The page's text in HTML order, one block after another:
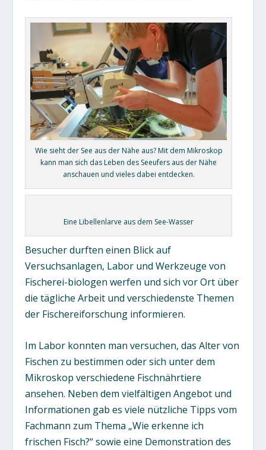
Wie sieht der See aus der Nähe aus? Mit dem Mikroskop
kann man sich das Leben des Seeufers aus der Nähe
anschauen und vieles dabei entdecken.
Eine Libellenlarve aus dem See-Wasser
Besucher durften einen Blick auf
Versuchsanlagen, Labor und Werkzeuge von
Fischerei-biologen werfen und sich vor Ort über
die tägliche Arbeit und verschiedenste Themen
der Fischereiforschung informieren.
Im Labor konnten man versuchen, das Alter von
Fischen zu bestimmen oder sich unter dem
Mikroskop verschiedene Fischnährtiere
ansehen. Neben dem vielfältigen Angebot und
Informationen gab es viele nützliche Tipps vom
Fachmann zum Thema „Wie erkenne ich
frischen Fisch?“ sowie eine Demonstration des